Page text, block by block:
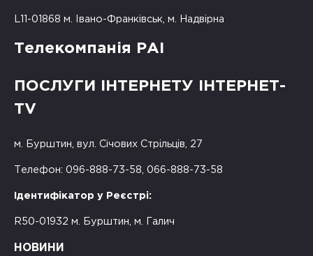
L11-01868 м. Івано-Франківськ, м. Надвірна
Телекомпанія РАІ
ПОСЛУГИ ІНТЕРНЕТУ ІНТЕРНЕТ-
TV
м. Бурштин, вул. Січових Стрільців, 27
Телефон: 096-888-73-58, 066-888-73-58
Ідентифікатор у Реєстрі:
R50-01932 м. Бурштин, м. Галич
НОВИНИ